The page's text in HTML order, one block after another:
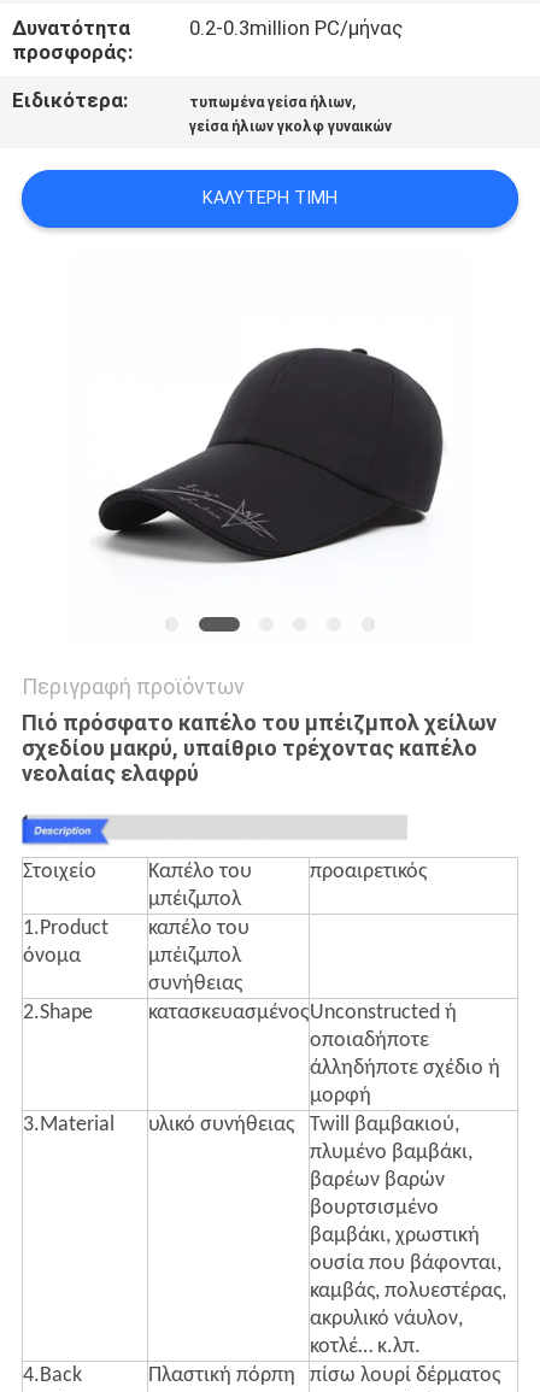
ΠΕΡΙΠΤΏΣΕΙΣ
PRIVACY
Δυνατότητα
προσφοράς:
0.2-0.3million PC/μήνας
Ειδικότερα: τυπωμένα γείσα ήλιων,
γείσα ήλιων γκολφ γυναικών
ΚΑΛΎΤΕΡΗ ΤΙΜΉ
Περιγραφή προϊόντων
Πιό πρόσφατο καπέλο του μπέιζμπολ χείλων
σχεδίου μακρύ, υπαίθριο τρέχοντας καπέλο
νεολαίας ελαφρύ
Στοιχείο
Καπέλο του
μπέιζμπολ
προαιρετικός
1.Product
όνομα
καπέλο του
μπέιζμπολ
συνήθειας
2.Shape
κατασκευασμένοςUnconstructed ή
οποιαδήποτε
άλληδήποτε σχέδιο ή
μορφή
3.Material
υλικό συνήθειας
Twill βαμβακιού,
πλυμένο βαμβάκι,
βαρέων βαρών
βουρτσισμένο
βαμβάκι, χρωστική
ουσία που βάφονται,
καμβάς, πολυεστέρας,
ακρυλικό νάυλον,
κοτλέ… κ.λπ.
4.Back
Πλαστική πόρπη
πίσω λουρί δέρματος